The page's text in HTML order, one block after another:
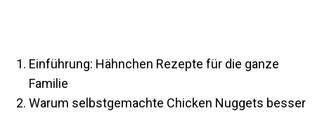
Einführung: Hähnchen Rezepte für die ganze
Familie
Warum selbstgemachte Chicken Nuggets besser